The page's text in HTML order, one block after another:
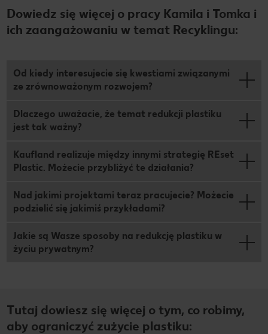
Dowiedz się więcej o pracy Kamila i Tomka i
ich zaangażowaniu w temat Recyklingu:
Od kiedy interesujecie się kwestiami związanymi
ze zrównoważonym rozwojem?
Dlaczego uważacie, że temat redukcji plastiku
jest tak ważny?
Kaufland realizuje między innymi strategię REset
Plastic. Możecie przybliżyć te działania?
Nad jakimi projektami teraz pracujecie? Możecie
podzielić się jakimiś przykładami?
Jakie są Wasze sposoby na redukcję plastiku w
życiu prywatnym?
Tutaj dowiesz się więcej o tym, co robimy,
aby ograniczyć zużycie plastiku: